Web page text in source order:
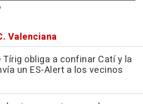
Valenciana
Tírig obliga a confinar Catí y la
un ES-Alert a los vecinos